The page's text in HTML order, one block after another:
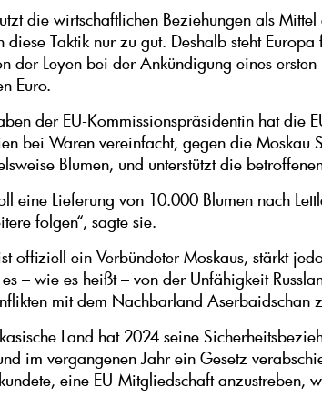
die wirtschaftlichen Beziehungen als
diese Taktik nur zu gut. Deshalb steht Europa
der Leyen bei der Ankündigung eines
Euro.
der EU-Kommissionspräsidentin hat die
bei Waren vereinfacht, gegen die Moskau
Blumen, und unterstützt die
eine Lieferung von 10.000 Blumen nach
folgen“, sagte sie.
offiziell ein Verbündeter Moskaus, stärkt
– wie es heißt – von der Unfähigkeit
mit dem Nachbarland Aserbaidschan
Land hat 2024 seine
im vergangenen Jahr ein Gesetz
eine EU-Mitgliedschaft anzustreben,